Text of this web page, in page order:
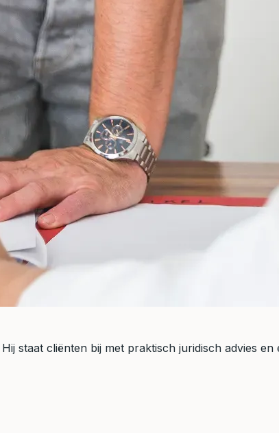
staat cliënten bij met praktisch juridisch advies en